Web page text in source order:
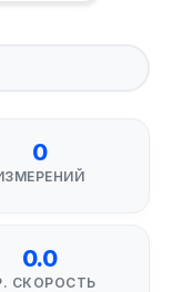
0
0.0
СКОРОСТЬ